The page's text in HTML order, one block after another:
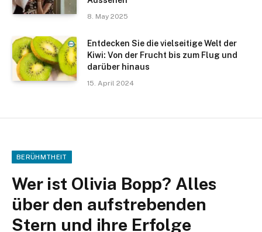
8. May 2025
Entdecken Sie die vielseitige Welt der
Kiwi: Von der Frucht bis zum Flug und
darüber hinaus
15. April 2024
BERÜHMTHEIT
Wer ist Olivia Bopp? Alles
über den aufstrebenden
Stern und ihre Erfolge